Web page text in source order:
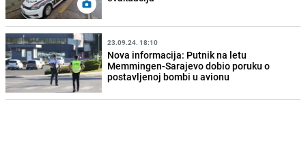
23.09.24. 18:10
Nova informacija: Putnik na letu
Memmingen-Sarajevo dobio poruku o
postavljenoj bombi u avionu